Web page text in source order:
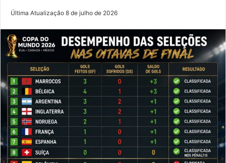
Última Atualização 8 de julho de 2026